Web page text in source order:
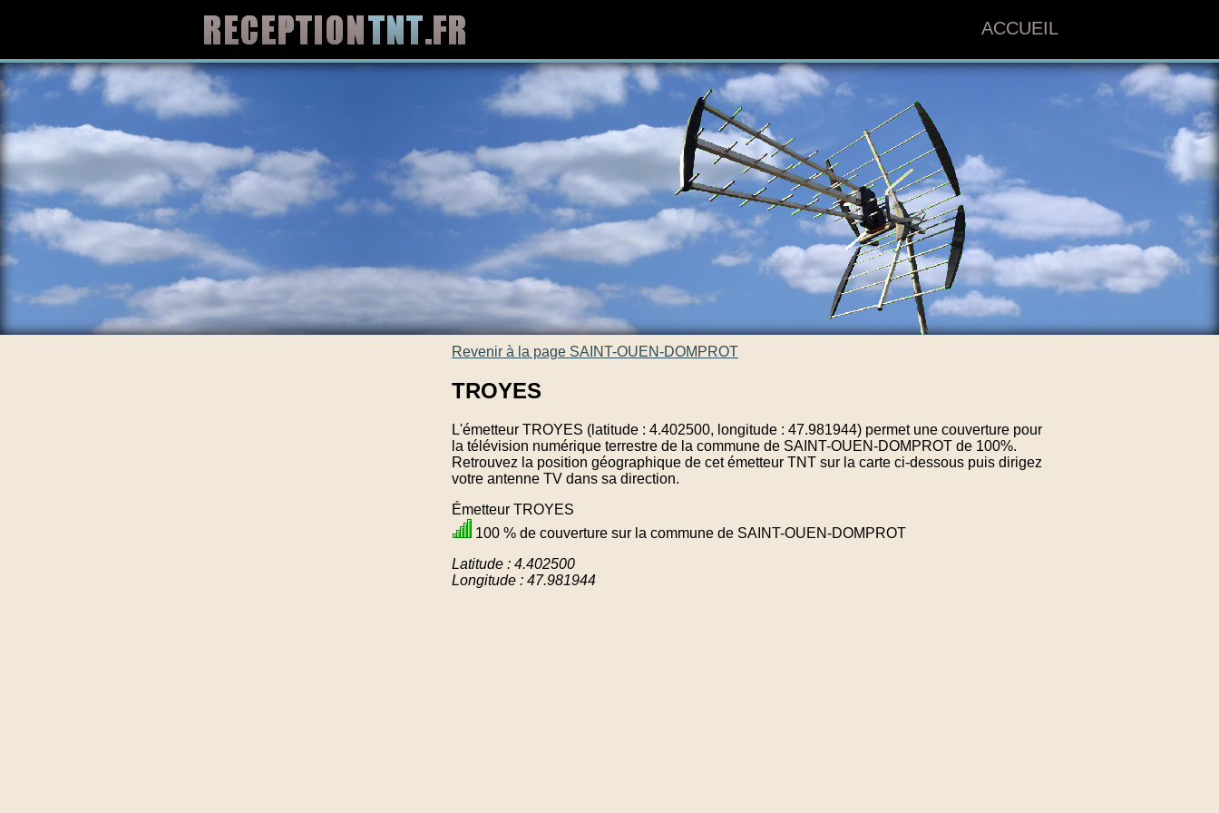
ACCUEIL
Revenir à la page SAINT-OUEN-DOMPROT
TROYES
L'émetteur TROYES (latitude : 4.402500, longitude : 47.981944) permet une couverture pour
la télévision numérique terrestre de la commune de SAINT-OUEN-DOMPROT de 100%.
Retrouvez la position géographique de cet émetteur TNT sur la carte ci-dessous puis dirigez
votre antenne TV dans sa direction.
Émetteur TROYES
100 % de couverture sur la commune de SAINT-OUEN-DOMPROT
Latitude : 4.402500
Longitude : 47.981944